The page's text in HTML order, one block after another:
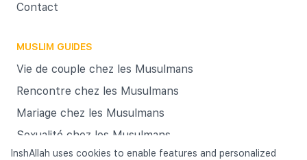
Contact
MUSLIM GUIDES
Vie de couple chez les Musulmans
Rencontre chez les Musulmans
Mariage chez les Musulmans
Sexualité chez les Musulmans
InshAllah uses cookies to enable features and personalized